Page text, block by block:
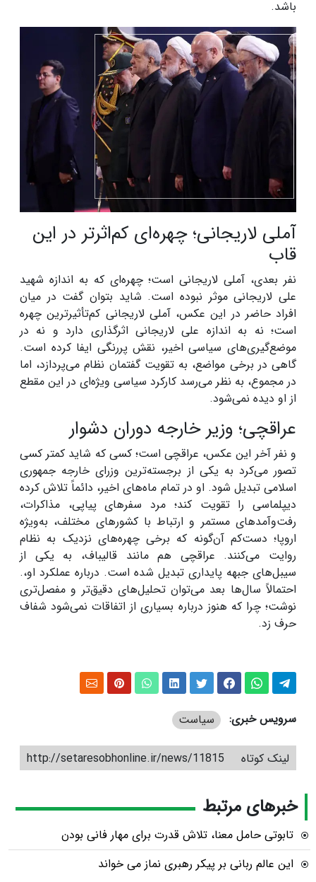
باشد.
آملی لاریجانی؛ چهره‌ای کم‌اثرتر در این
قاب
نفر بعدی، آملی لاریجانی است؛ چهره‌ای که به اندازه شهید
علی لاریجانی موثر نبوده است. شاید بتوان گفت در میان
افراد حاضر در این عکس، آملی لاریجانی کم‌تأثیرترین چهره
است؛ نه به اندازه علی لاریجانی اثرگذاری دارد و نه در
موضع‌گیری‌های سیاسی اخیر، نقش پررنگی ایفا کرده است.
گاهی در برخی مواضع، به تقویت گفتمان نظام می‌پردازد، اما
در مجموع، به نظر می‌رسد کارکرد سیاسی ویژه‌ای در این مقطع
از او دیده نمی‌شود.
عراقچی؛ وزیر خارجه‌ دوران دشوار
و نفر آخر این عکس، عراقچی است؛ کسی که شاید کمتر کسی
تصور می‌کرد به یکی از برجسته‌ترین وزرای خارجه جمهوری
اسلامی تبدیل شود. او در تمام ماه‌های اخیر، دائماً تلاش کرده
دیپلماسی را تقویت کند؛ مرد سفرهای پیاپی، مذاکرات،
رفت‌وآمدهای مستمر و ارتباط با کشورهای مختلف، به‌ویژه
اروپا؛ دست‌کم آن‌گونه که برخی چهره‌های نزدیک به نظام
روایت می‌کنند. عراقچی هم مانند قالیباف، به یکی از
سیبل‌های جبهه پایداری تبدیل شده است. درباره عملکرد او،.
احتمالاً سال‌ها بعد می‌توان تحلیل‌های دقیق‌تر و مفصل‌تری
نوشت؛ چرا که هنوز درباره بسیاری از اتفاقات نمی‌شود شفاف
حرف زد.
سرویس خبری: سیاست
لینک کوتاه http://setaresobhonline.ir/news/11815
خبرهای مرتبط
تابوتی حامل معنا، تلاش قدرت برای مهار فانی بودن
این عالم ربانی بر پیکر رهبری نماز می خواند